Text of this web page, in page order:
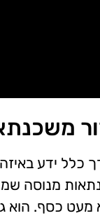
ידע באיזה
מנוסה
כסף. הוא